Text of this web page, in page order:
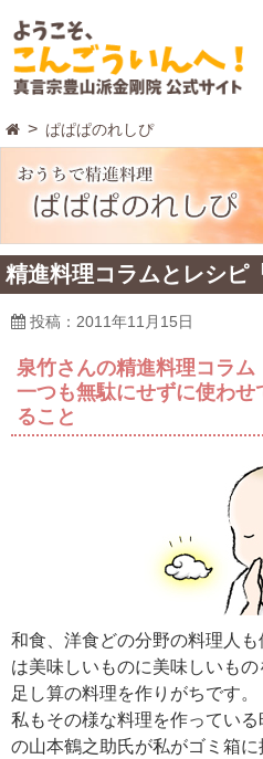
ぱぱぱのれしぴ
精進料理コラムとレシピ
投稿：2011年11月15日
泉竹さんの精進料理コラム
一つも無駄にせずに使わ
ること
和食、洋食どの分野の料理人
は美味しいものに美味しいもの
足し算の料理を作りがちです。
私もその様な料理を作ってい
の山本鶴之助氏が私がゴミ箱